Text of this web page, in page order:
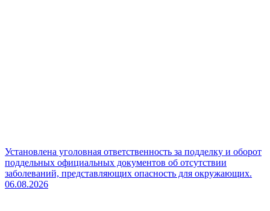
Установлена уголовная ответственность за подделку и оборот
поддельных официальных документов об отсутствии
заболеваний, представляющих опасность для окружающих.
06.08.2026